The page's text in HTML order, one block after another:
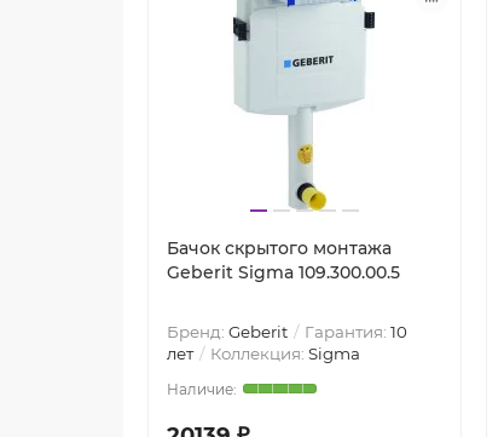
Бачок скрытого монтажа
Geberit Sigma 109.300.00.5
Бренд: Geberit Гарантия: 10
лет
Коллекция: Sigma